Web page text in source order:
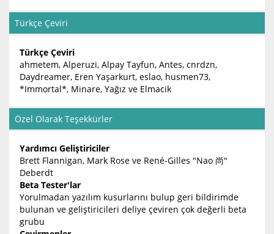
Türkçe Çeviri
Türkçe Çeviri
ahmetem, Alperuzi, Alpay Tayfun, Antes, cnrdzn,
Daydreamer, Eren Yaşarkurt, eslao, husmen73,
*Immortal*, Minare, Yağız ve Elmacik
Özel Olarak Teşekkürler
Yardımcı Geliştiriciler
Brett Flannigan, Mark Rose ve René-Gilles "Nao 尚"
Deberdt
Beta Tester'lar
Yorulmadan yazılım kusurlarını bulup geri bildirimde
bulunan ve geliştiricileri deliye çeviren çok değerli beta
grubu